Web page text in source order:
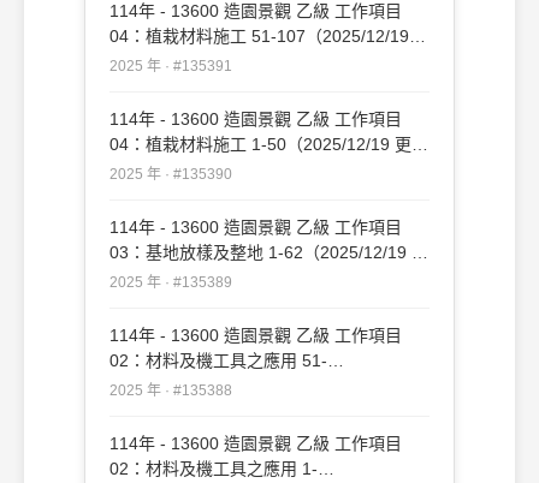
114年 - 13600 造園景觀 乙級 工作項目
04：植栽材料施工 51-107（2025/12/19
更新）#135391
2025 年 · #135391
114年 - 13600 造園景觀 乙級 工作項目
04：植栽材料施工 1-50（2025/12/19 更
新）#135390
2025 年 · #135390
114年 - 13600 造園景觀 乙級 工作項目
03：基地放樣及整地 1-62（2025/12/19 更
新）#135389
2025 年 · #135389
114年 - 13600 造園景觀 乙級 工作項目
02：材料及機工具之應用 51-
109（2025/12/19 更新）#135388
2025 年 · #135388
114年 - 13600 造園景觀 乙級 工作項目
02：材料及機工具之應用 1-